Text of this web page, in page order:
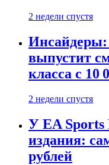
2 недели спустя
Инсайдеры:
выпустит
класса с 10
2 недели спустя
У EA Sports
издания:
рублей